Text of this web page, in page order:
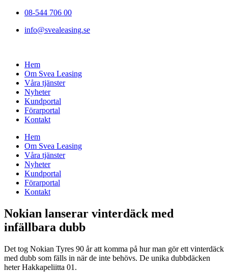
08-544 706 00
info@svealeasing.se
Hem
Om Svea Leasing
Våra tjänster
Nyheter
Kundportal
Förarportal
Kontakt
Hem
Om Svea Leasing
Våra tjänster
Nyheter
Kundportal
Förarportal
Kontakt
Nokian lanserar vinterdäck med
infällbara dubb
Det tog Nokian Tyres 90 år att komma på hur man gör ett vinterdäck
med dubb som fälls in när de inte behövs. De unika dubbdäcken
heter Hakkapeliitta 01.